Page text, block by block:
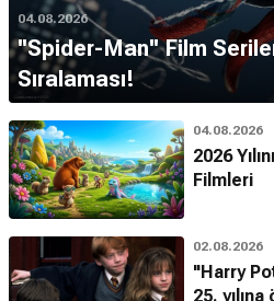
04.08.2026
''Spider-Man'' Film
Sıralaması!
04.08.2026
2026
Filmleri
02.08.2026
"Harry
25.